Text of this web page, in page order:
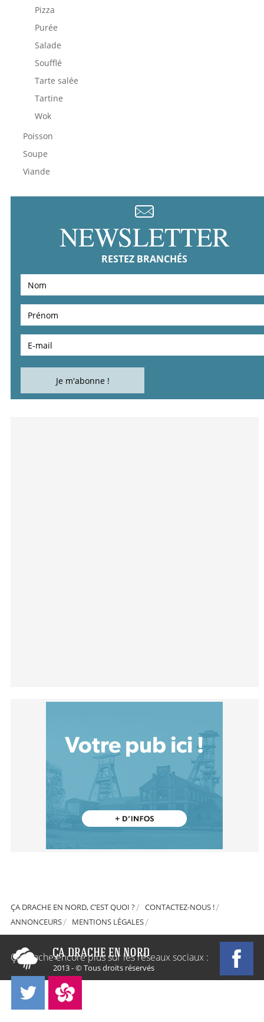
Pizza
Purée
Salade
Soufflé
Tarte salée
Tartine
Wok
Poisson
Soupe
Viande
NEWSLETTER
RESTEZ BRANCHÉS
ÇA DRACHE EN NORD, C’EST QUOI ?
CONTACTEZ-NOUS !
ANNONCEURS
MENTIONS LÉGALES
2013 - © Tous droits réservés
Ça Drache encore plus sur les réseaux sociaux :